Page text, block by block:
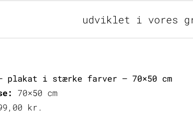
udviklet i vores
plakat i stærke farver – 70×50 cm
70×50 cm
kr.